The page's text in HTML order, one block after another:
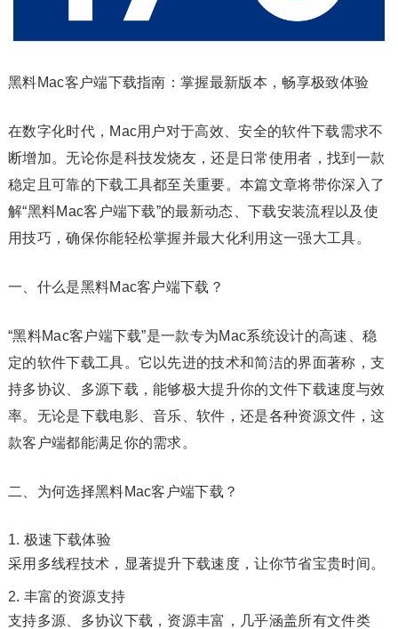
黑料Mac客户端下载指南：掌握最新版本，畅享极致体验
在数字化时代，Mac用户对于高效、安全的软件下载需求不
断增加。无论你是科技发烧友，还是日常使用者，找到一款
稳定且可靠的下载工具都至关重要。本篇文章将带你深入了
解“黑料Mac客户端下载”的最新动态、下载安装流程以及使
用技巧，确保你能轻松掌握并最大化利用这一强大工具。
一、什么是黑料Mac客户端下载？
“黑料Mac客户端下载”是一款专为Mac系统设计的高速、稳
定的软件下载工具。它以先进的技术和简洁的界面著称，支
持多协议、多源下载，能够极大提升你的文件下载速度与效
率。无论是下载电影、音乐、软件，还是各种资源文件，这
款客户端都能满足你的需求。
二、为何选择黑料Mac客户端下载？
极速下载体验
采用多线程技术，显著提升下载速度，让你节省宝贵时间。
丰富的资源支持
支持多源、多协议下载，资源丰富，几乎涵盖所有文件类